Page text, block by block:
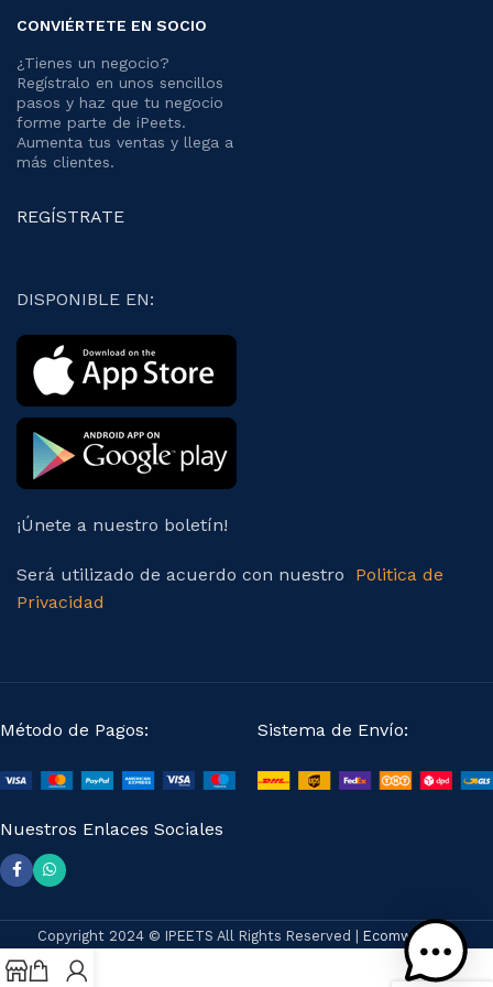
CONVIÉRTETE EN SOCIO
¿Tienes un negocio?
Regístralo en unos sencillos
pasos y haz que tu negocio
forme parte de iPeets.
Aumenta tus ventas y llega a
más clientes.
REGÍSTRATE
DISPONIBLE EN:
¡Únete a nuestro boletín!
Será utilizado de acuerdo con nuestro Politica de
Privacidad
Método de Pagos: Sistema de Envío:
Nuestros Enlaces Sociales
Copyright 2024 © IPEETS All Rights Reserved | Ecomwebseo